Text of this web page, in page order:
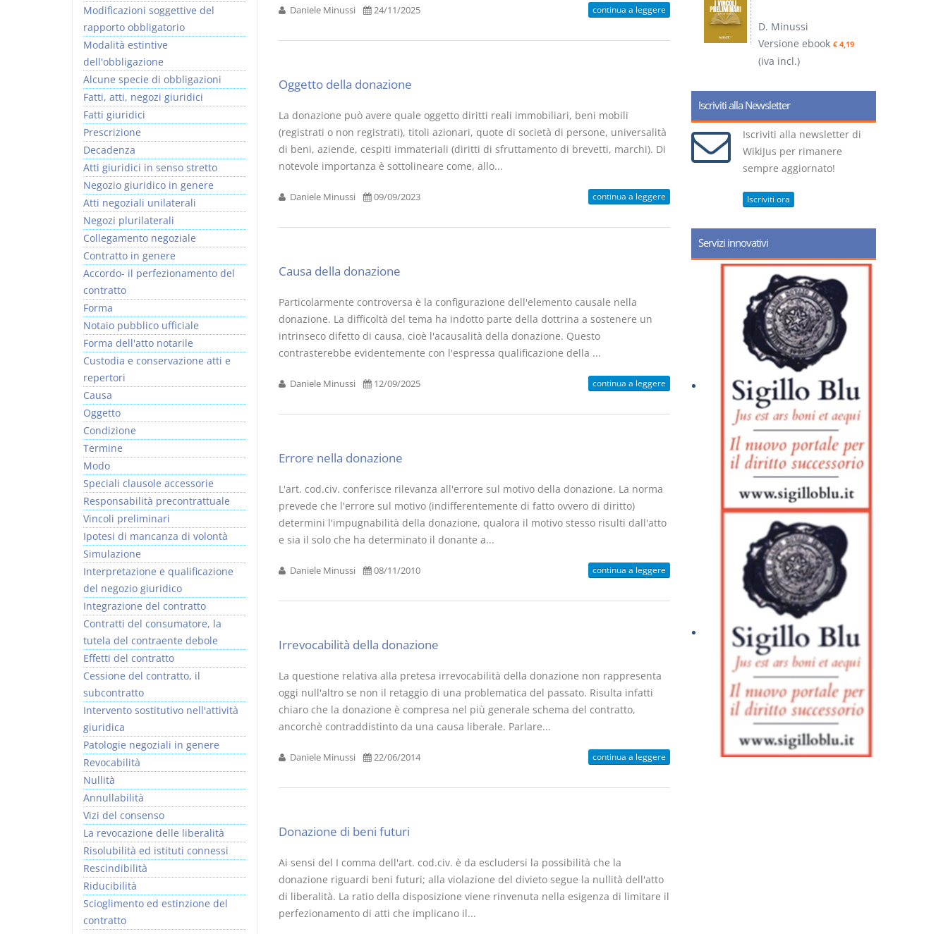
Daniele Minussi 24/11/2025 continua a leggere
Oggetto della donazione
La donazione può avere quale oggetto diritti reali immobiliari, beni mobili
(registrati o non registrati), titoli azionari, quote di società di persone, universalità
di beni, aziende, cespiti immateriali (diritti di sfruttamento di brevetti, marchi). Di
notevole importanza è sottolineare come, allo...
Daniele Minussi 09/09/2023 continua a leggere
Causa della donazione
Particolarmente controversa è la configurazione dell'elemento causale nella
donazione. La difficoltà del tema ha indotto parte della dottrina a sostenere un
intrinseco difetto di causa, cioè l'acausalità della donazione. Questo
contrasterebbe evidentemente con l'espressa qualificazione della ...
Daniele Minussi 12/09/2025 continua a leggere
Errore nella donazione
L'art. cod.civ. conferisce rilevanza all'errore sul motivo della donazione. La norma
prevede che l'errore sul motivo (indifferentemente di fatto ovvero di diritto)
determini l'impugnabilità della donazione, qualora il motivo stesso risulti dall'atto
e sia il solo che ha determinato il donante a...
Daniele Minussi 08/11/2010 continua a leggere
Irrevocabilità della donazione
La questione relativa alla pretesa irrevocabilità della donazione non rappresenta
oggi null'altro se non il retaggio di una problematica del passato. Risulta infatti
chiaro che la donazione è compresa nel più generale schema del contratto,
ancorchè contraddistinto da una causa liberale. Parlare...
Daniele Minussi 22/06/2014 continua a leggere
Donazione di beni futuri
Ai sensi del I comma dell'art. cod.civ. è da escludersi la possibilità che la
donazione riguardi beni futuri; alla violazione del divieto segue la nullità dell'atto
di liberalità. La ratio della disposizione viene rinvenuta nella esigenza di limitare il
perfezionamento di atti che implicano il...
Modificazioni soggettive del
rapporto obbligatorio
Modalità estintive
dell'obbligazione
Alcune specie di obbligazioni
Fatti, atti, negozi giuridici
Fatti giuridici
Prescrizione
Decadenza
Atti giuridici in senso stretto
Negozio giuridico in genere
Atti negoziali unilaterali
Negozi plurilaterali
Collegamento negoziale
Contratto in genere
Accordo- il perfezionamento del
contratto
Forma
Notaio pubblico ufficiale
Forma dell'atto notarile
Custodia e conservazione atti e
repertori
Causa
Oggetto
Condizione
Termine
Modo
Speciali clausole accessorie
Responsabilità precontrattuale
Vincoli preliminari
Ipotesi di mancanza di volontà
Simulazione
Interpretazione e qualificazione
del negozio giuridico
Integrazione del contratto
Contratti del consumatore, la
tutela del contraente debole
Effetti del contratto
Cessione del contratto, il
subcontratto
Intervento sostitutivo nell'attività
giuridica
Patologie negoziali in genere
Revocabilità
Nullità
Annullabilità
Vizi del consenso
La revocazione delle liberalità
Risolubilità ed istituti connessi
Rescindibilità
Riducibilità
Scioglimento ed estinzione del
contratto
D. Minussi
Versione ebook € 4,19
(iva incl.)
Iscriviti alla Newsletter
Iscriviti alla newsletter di
WikiJus per rimanere
sempre aggiornato!
Iscriviti ora
Servizi innovativi